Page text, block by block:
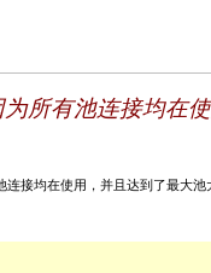
所有池连接均在
接均在使用，并且达到了最大池